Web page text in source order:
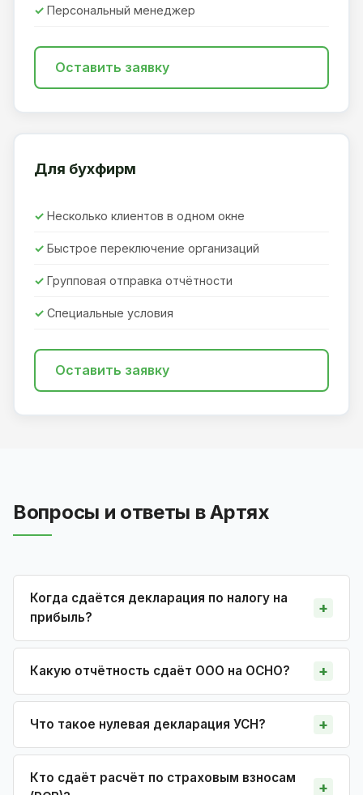
Персональный менеджер
Оставить заявку
Для бухфирм
Несколько клиентов в одном окне
Быстрое переключение организаций
Групповая отправка отчётности
Специальные условия
Оставить заявку
Вопросы и ответы в Артях
Когда сдаётся декларация по налогу на
прибыль?
Какую отчётность сдаёт ООО на ОСНО?
Что такое нулевая декларация УСН?
Кто сдаёт расчёт по страховым взносам